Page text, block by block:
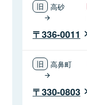
高砂
336-0011
高鼻町
330-0803